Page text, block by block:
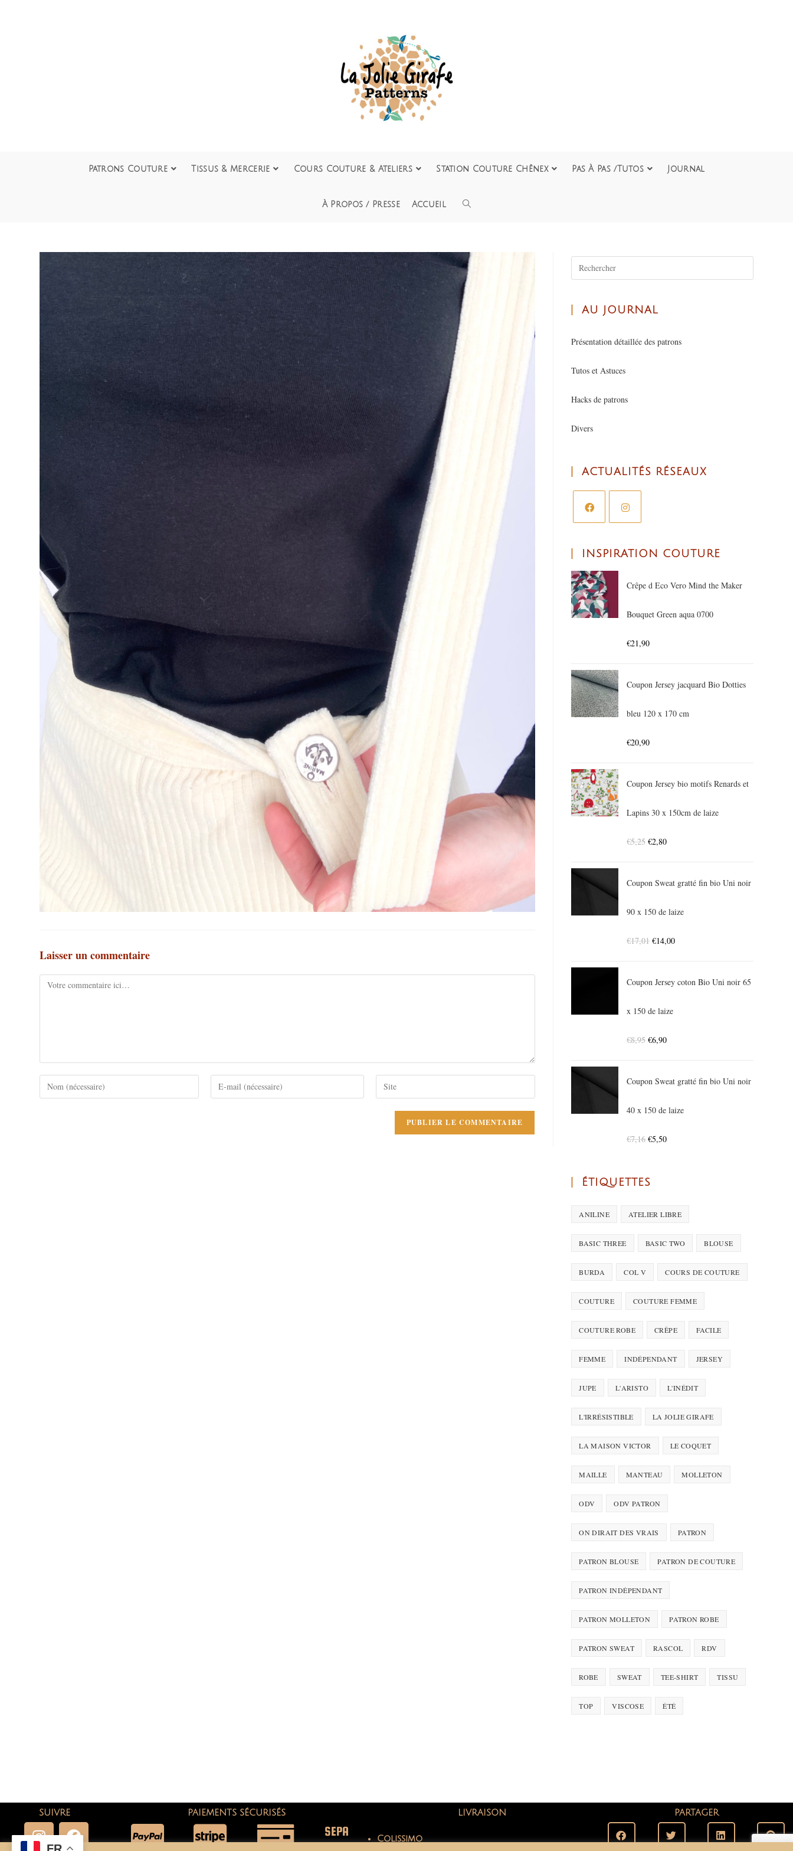
Patrons Couture Tissus & Mercerie Cours Couture & Ateliers Station Couture Chênex Pas À Pas /Tutos Journal
À Propos / Presse Accueil
Laisser un commentaire
AU JOURNAL
Présentation détaillée des patrons
Tutos et Astuces
Hacks de patrons
Divers
ACTUALITÉS RÉSEAUX
INSPIRATION COUTURE
Crêpe d Eco Vero Mind the Maker
Bouquet Green aqua 0700
€21,90
Coupon Jersey jacquard Bio Dotties
bleu 120 x 170 cm
€20,90
Coupon Jersey bio motifs Renards et
Lapins 30 x 150cm de laize
€5,25 €2,80
Coupon Sweat gratté fin bio Uni noir
90 x 150 de laize
€17,01 €14,00
Coupon Jersey coton Bio Uni noir 65
x 150 de laize
€8,95 €6,90
Coupon Sweat gratté fin bio Uni noir
40 x 150 de laize
€7,16 €5,50
ÉTIQUETTES
ANILINE ATELIER LIBRE
BASIC THREE BASIC TWO BLOUSE
BURDA COL V COURS DE COUTURE
COUTURE COUTURE FEMME
COUTURE ROBE CRÊPE FACILE
FEMME INDÉPENDANT JERSEY
JUPE L'ARISTO L'INÉDIT
L'IRRÉSISTIBLE LA JOLIE GIRAFE
LA MAISON VICTOR LE COQUET
MAILLE MANTEAU MOLLETON
ODV ODV PATRON
ON DIRAIT DES VRAIS PATRON
PATRON BLOUSE PATRON DE COUTURE
PATRON INDÉPENDANT
PATRON MOLLETON PATRON ROBE
PATRON SWEAT RASCOL RDV
ROBE SWEAT TEE-SHIRT TISSU
TOP VISCOSE ÉTÉ
SUIVRE PAIEMENTS SÉCURISÉS LIVRAISON PARTAGER
SEPA
Colissimo